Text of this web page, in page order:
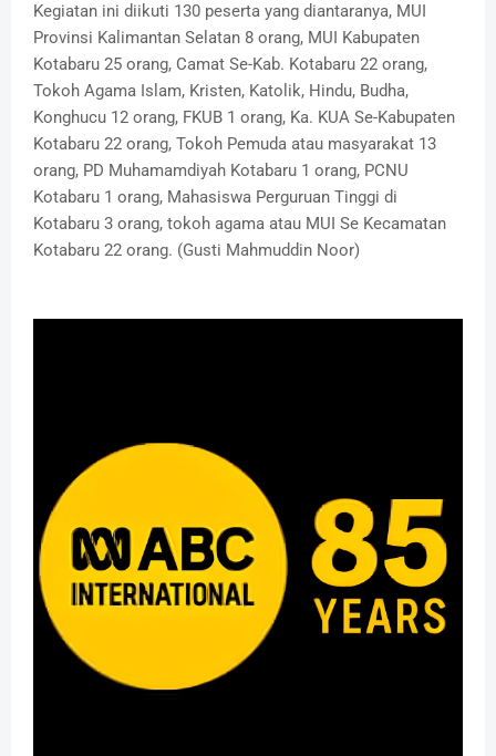
Kegiatan ini diikuti 130 peserta yang diantaranya, MUI
Provinsi Kalimantan Selatan 8 orang, MUI Kabupaten
Kotabaru 25 orang, Camat Se-Kab. Kotabaru 22 orang,
Tokoh Agama Islam, Kristen, Katolik, Hindu, Budha,
Konghucu 12 orang, FKUB 1 orang, Ka. KUA Se-Kabupaten
Kotabaru 22 orang, Tokoh Pemuda atau masyarakat 13
orang, PD Muhamamdiyah Kotabaru 1 orang, PCNU
Kotabaru 1 orang, Mahasiswa Perguruan Tinggi di
Kotabaru 3 orang, tokoh agama atau MUI Se Kecamatan
Kotabaru 22 orang. (Gusti Mahmuddin Noor)